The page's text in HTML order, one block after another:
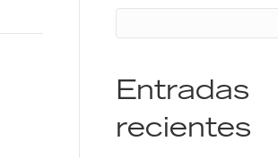
Entradas
recientes